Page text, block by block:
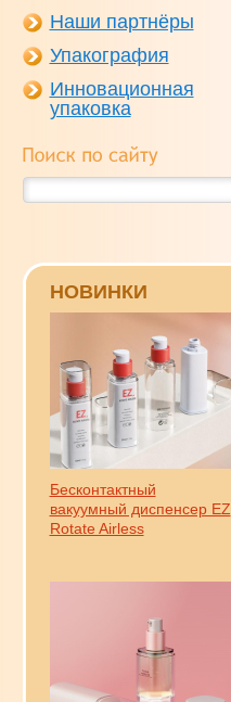
Наши партнёры
Упакография
Инновационная
упаковка
НОВИНКИ
Бесконтактный
вакуумный диспенсер EZ
Rotate Airless